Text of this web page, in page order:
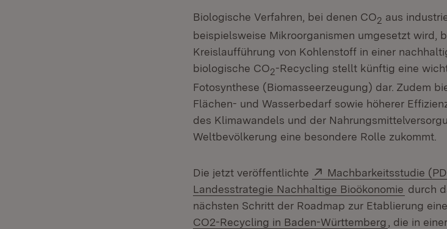
Biologische Verfahren, bei denen CO2 aus
beispielsweise Mikroorganismen umgesetzt wird,
Kreislaufführung von Kohlenstoff in einer
biologische CO2-Recycling stellt künftig eine
Fotosynthese (Biomasseerzeugung) dar. Zudem
Flächen- und Wasserbedarf sowie höherer
des Klimawandels und der
Weltbevölkerung eine besondere Rolle zukommt.
Die jetzt veröffentlichte Extern:
Machbarkeitsstudie
Landesstrategie Nachhaltige Bioökonomie (Öffnet
durch
nächsten Schritt der Roadmap zur Etablierung
CO2-Recycling in Baden-Württemberg (Öffnet in
, die in